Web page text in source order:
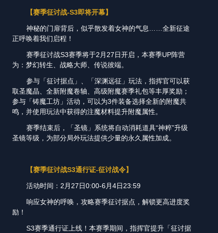
【赛季征讨战-S3即将开幕】
神秘的门扉背后，似乎散发着女神的气息……全新征途
正呼唤着我们启程！
赛季征讨战S3赛季将于2月27日开启，本赛季UP阵营
为：梦幻转生、战略大师、传说彼端。
参与「征讨据点」、「深渊远征」玩法，指挥官可以获
取圣魔晶、全新附魔卷轴、高级附魔赛季礼包等丰厚奖励；
参与「铸魔工坊」活动，可以为3件装备选择全新的附魔共
鸣，并使用玩法中获得的注魔材料提升附魔属性。
赛季结束后，「圣镜」系统将自动消耗道具“神粹”升级
圣镜等级，为部分局外玩法提供少量的永久属性加成。
【赛季征讨战S3通行证-征讨战令】
活动时间：2月27日0:00-6月4日23:59
响应女神的呼唤，攻略赛季征讨据点，解锁更高进度奖
励！
S3赛季通行证上线！本赛季期间，指挥官提升「征讨据